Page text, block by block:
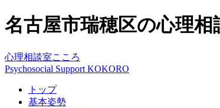
名古屋市瑞穂区の心理
心理相談室こころ
Psychosocial Support KOKORO
トップ
基本姿勢